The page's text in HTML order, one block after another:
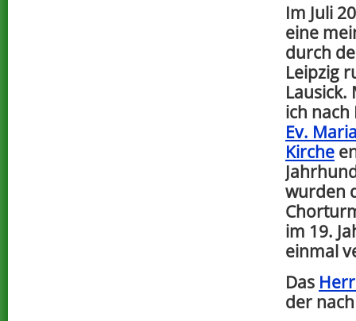
Im Juli
eine
durch
Leipzig
Lausick.
ich nach
Ev.
Kirche
wurden
im 19.
einmal
Das
der